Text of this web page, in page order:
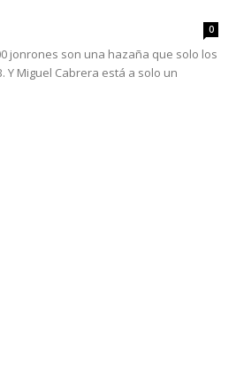
0
jonrones son una hazaña que solo los
Y Miguel Cabrera está a solo un